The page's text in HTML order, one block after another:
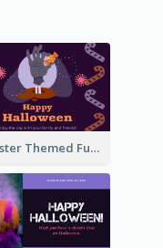
Monster Themed Fun Halloween Greeting Card